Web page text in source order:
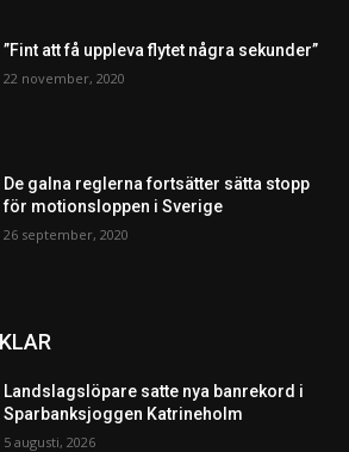
”Fint att få uppleva flytet några sekunder”
22 november, 2020
De galna reglerna fortsätter sätta stopp
för motionsloppen i Sverige
26 september, 2020
Landslagslöpare satte nya banrekord i
Sparbanksjoggen Katrineholm
5 augusti, 2026